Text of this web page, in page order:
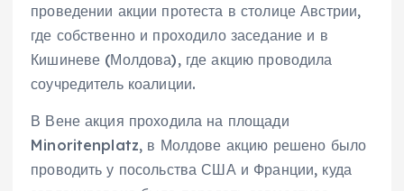
проведении акции протеста в столице Австрии,
где собственно и проходило заседание и в
Кишиневе (Молдова), где акцию проводила
соучредитель коалиции.
В Вене акция проходила на площади
Minoritenplatz, в Молдове акцию решено было
проводить у посольства США и Франции, куда